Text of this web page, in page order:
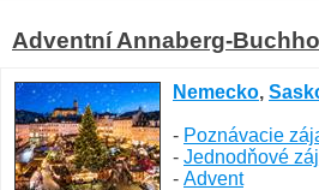
Adventní Annaberg-
Nemecko,
- Poznávacie
- Jednodňové
- Advent